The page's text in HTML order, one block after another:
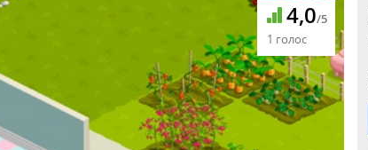
4,0/5
1 голос